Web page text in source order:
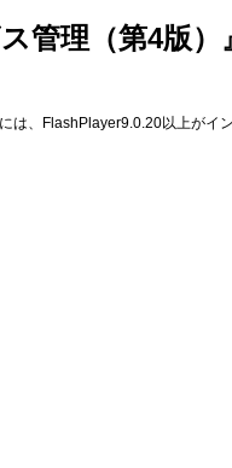
ス管理（第4版
は、FlashPlayer9.0.20以上が